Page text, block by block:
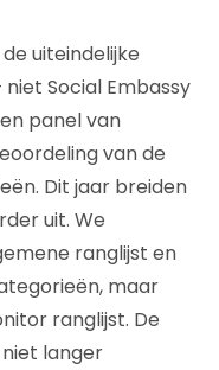
uiteindelijke
Social Embassy
panel van
van de
Dit jaar breiden
uit. We
ranglijst en
maar
ranglijst. De
langer